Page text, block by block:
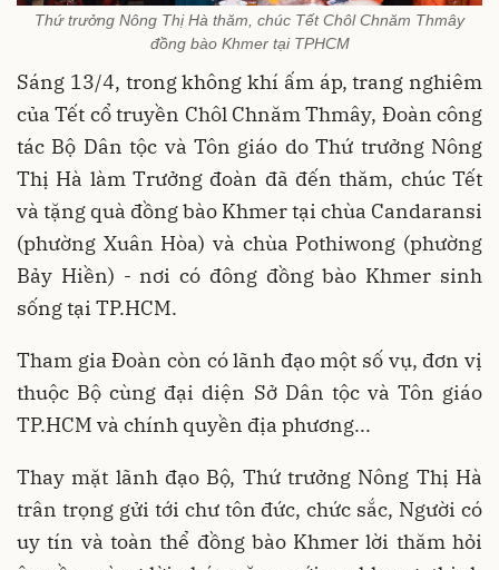
Thứ trưởng Nông Thị Hà thăm, chúc Tết Chôl Chnăm Thmây
đồng bào Khmer tại TPHCM
Sáng 13/4, trong không khí ấm áp, trang nghiêm
của Tết cổ truyền Chôl Chnăm Thmây, Đoàn công
tác Bộ Dân tộc và Tôn giáo do Thứ trưởng Nông
Thị Hà làm Trưởng đoàn đã đến thăm, chúc Tết
và tặng quà đồng bào Khmer tại chùa Candaransi
(phường Xuân Hòa) và chùa Pothiwong (phường
Bảy Hiền) - nơi có đông đồng bào Khmer sinh
sống tại TP.HCM.
Tham gia Đoàn còn có lãnh đạo một số vụ, đơn vị
thuộc Bộ cùng đại diện Sở Dân tộc và Tôn giáo
TP.HCM và chính quyền địa phương...
Thay mặt lãnh đạo Bộ, Thứ trưởng Nông Thị Hà
trân trọng gửi tới chư tôn đức, chức sắc, Người có
uy tín và toàn thể đồng bào Khmer lời thăm hỏi